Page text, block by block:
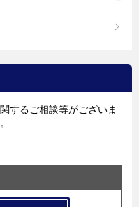
するご相談等がございま